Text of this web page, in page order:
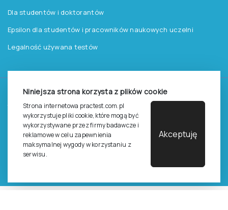
Niniejsza strona korzysta z plików cookie
Strona internetowa practest.com.pl
wykorzystuje pliki cookie, które mogą być
wykorzystywane przez firmy badawcze i
reklamowe w celu zapewnienia
maksymalnej wygody w korzystaniu z
serwisu.
Akceptuję
Dla studentów i doktorantów
Epsilon dla studentów i pracowników naukowych uczelni
Legalność używana testów
Pracownia Testów Psychologicznych Polskiego
Towarzystwa Psychologicznego sp. z o.o.
Wszelkie prawa zastrzeżone.
Regulamin Polityka prywantości